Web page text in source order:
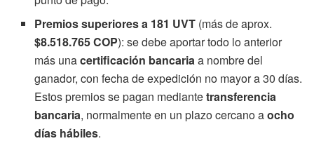
Premios superiores a 181 UVT (más de aprox.
$8.518.765 COP): se debe aportar todo lo anterior
más unacertificación bancariaa nombre del
ganador, con fecha de expedición no mayor a 30 días.
Estos premios se pagan mediantetransferencia
bancaria, normalmente en un plazo cercano aocho
días hábiles.